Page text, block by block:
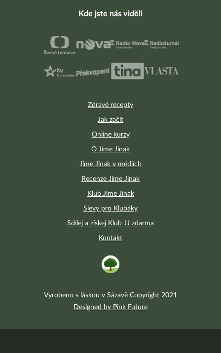
Zdravé recepty
Jak začít
Online kurzy
O Jíme Jinak
Jíme Jinak v médiích
Recenze Jíme Jinak
Klub Jíme Jinak
Slevy pro Klubáky
Sdílej a získej Klub JJ zdarma
Kontakt
Kde jste nás viděli
Vyrobeno s láskou v Sázavě Copyright 2021
Designed by Pink Future